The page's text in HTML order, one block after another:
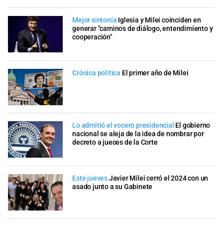
Mejor sintonía Iglesia y Milei coinciden en
generar "caminos de diálogo, entendimiento y
cooperación"
Crónica política El primer año de Milei
Lo admitió el vocero presidencial El gobierno
nacional se aleja de la idea de nombrar por
decreto a jueces de la Corte
Este juevesJavier Milei cerró el 2024 con un
asado junto a su Gabinete